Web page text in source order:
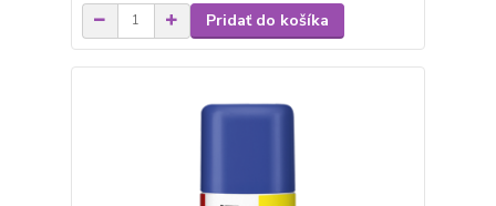
Pridať do košíka